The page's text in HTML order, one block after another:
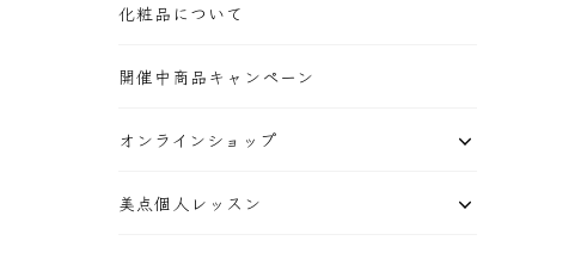
化粧品について
開催中商品キャンペーン
オンラインショップ
美点個人レッスン